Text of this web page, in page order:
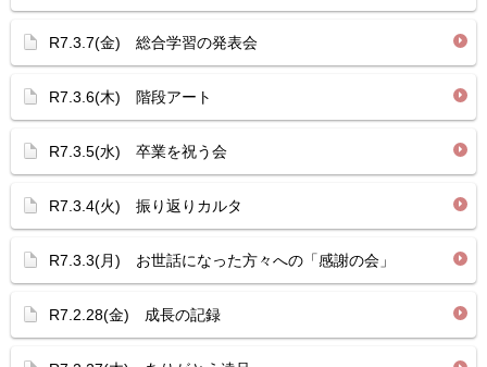
R7.3.7(金) 総合学習の発表会
R7.3.6(木) 階段アート
R7.3.5(水) 卒業を祝う会
R7.3.4(火) 振り返りカルタ
R7.3.3(月) お世話になった方々への「感謝の会」
R7.2.28(金) 成長の記録